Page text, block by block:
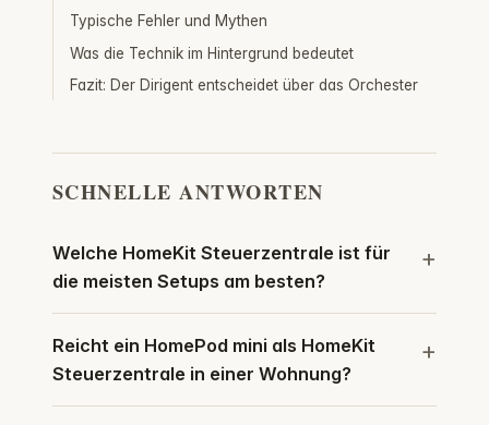
Typische Fehler und Mythen
Was die Technik im Hintergrund bedeutet
Fazit: Der Dirigent entscheidet über das Orchester
SCHNELLE ANTWORTEN
Welche HomeKit Steuerzentrale ist für
die meisten Setups am besten?
Reicht ein HomePod mini als HomeKit
Steuerzentrale in einer Wohnung?